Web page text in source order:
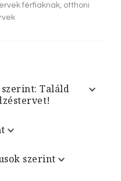
férfiaknak, otthoni
Találd
szerint